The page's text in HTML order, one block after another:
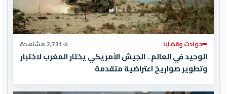
حوادث وقضايا 2,731 مشاهدة
الوحيد في العالم.. الجيش الأمريكي يختار المغرب لاختبار
وتطوير صواريخ اعتراضية متقدمة